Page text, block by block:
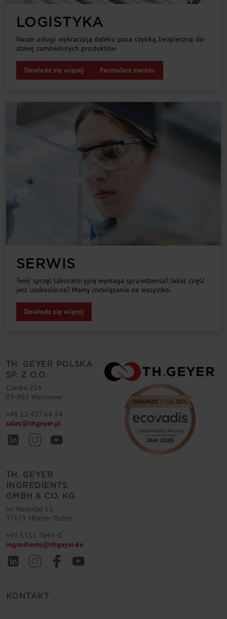
LO­GI­STY­KA
Na­sze usłu­gi wy­kra­cza­ją da­le­ko po­za szyb­ką, bez­piecz­ną do­
sta­wę za­mó­wio­ny­ch pro­duk­tów.
Dowiedz się więcej Formularz zwrotu
SER­WIS
Twój sprzęt la­bo­ra­to­ryj­ny wy­ma­ga spraw­dze­nia? Ja­kaś czę­ść
je­st uszko­dzo­na? Ma­my roz­wią­za­nie na wszyst­ko.
Dowiedz się więcej
TH. GEYER POLSKA
SP. Z O.O.
Czeska 22A
03-902 Warszawa
+48 22 427 64 64
sales@thgeyer.pl
TH. GEYER
INGREDIENTS
GMBH & CO. KG
Im Wesertal 11
37671 Höxter-Stahle
+49 5531 7045-0
ingredients@thgeyer.de
KONTAKT